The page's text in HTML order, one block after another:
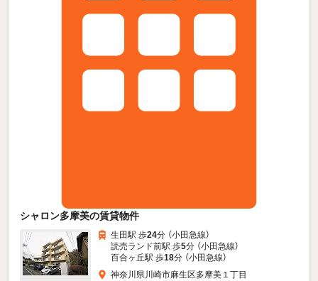
シャロン多摩美の賃貸物件
生田駅 歩24分 （小田急線）
読売ランド前駅 歩5分 （小田急線）
百合ヶ丘駅 歩18分 （小田急線）
神奈川県川崎市麻生区多摩美１丁目